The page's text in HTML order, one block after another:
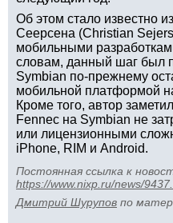
Об этом стало известно
Сеерсена (Christian
мобильными
словам, данный шаг был
Symbian по-прежнему
мобильной платформой
Кроме того, автор
Fennec на Symbian не
или лицензионными
iPhone, RIM и Android.
Постоянная ссылка к
https://www.nixp.ru/news/
Дмитрий Шурупов по